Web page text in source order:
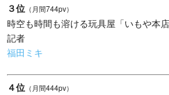
３位 （月間744pv）
時空も時間も溶ける玩具屋「いもや本
記者
福田ミキ
４位 （月間444pv）